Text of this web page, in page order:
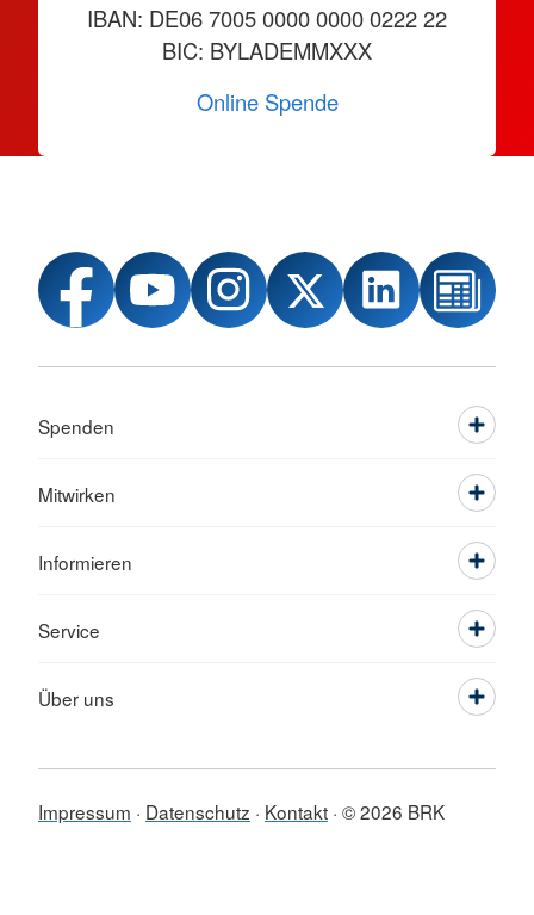
IBAN: DE06 7005 0000 0000 0222 22
BIC: BYLADEMMXXX
Online Spende
Spenden
Mitwirken
Informieren
Service
Über uns
Impressum Datenschutz Kontakt © 2026 BRK